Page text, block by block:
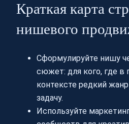
Краткая карта
нишевого
Сформулируйте нишу
сюжет: для кого, где в
контексте редкий
задачу.
Используйте